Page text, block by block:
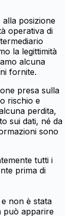
posizione
operativa di
la legittimità
alcuna
fornite.
presa sulla
rischio e
perdita,
sui dati, né da
sono
tutti i
prima di
non è stata
può apparire